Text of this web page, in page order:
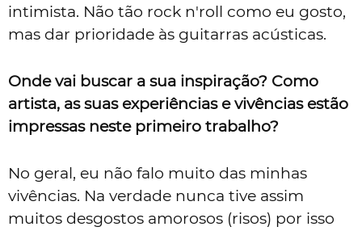
intimista. Não tão rock n'roll como eu gosto,
mas dar prioridade às guitarras acústicas.
Onde vai buscar a sua inspiração? Como
artista, as suas experiências e vivências estão
impressas neste primeiro trabalho?
No geral, eu não falo muito das minhas
vivências. Na verdade nunca tive assim
muitos desgostos amorosos (risos) por isso